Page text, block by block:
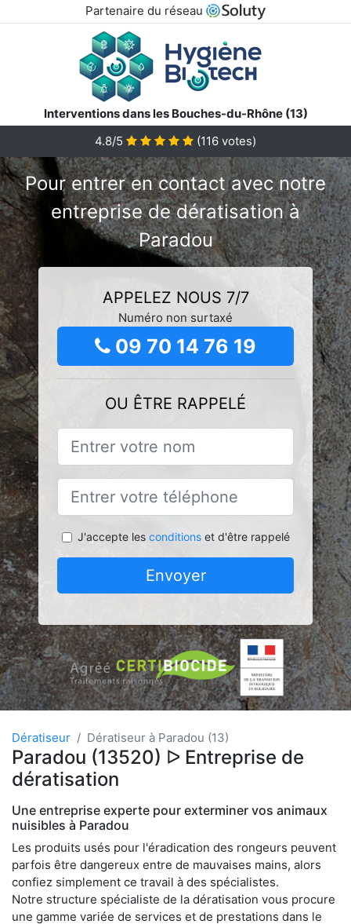
Partenaire du réseau
Interventions dans les Bouches-du-Rhône (13)
4.8/5
(116 votes)
Pour entrer en contact avec notre
entreprise de dératisation à
Paradou
APPELEZ NOUS 7/7
Numéro non surtaxé
09 70 14 76 19
OU ÊTRE RAPPELÉ
J'accepte les conditionset d'être rappelé
Envoyer
Dératiseur Dératiseur à Paradou (13)
Paradou (13520) ᐅ Entreprise de
dératisation
Une entreprise experte pour exterminer vos animaux
nuisibles à Paradou
Les produits usés pour l'éradication des rongeurs peuvent
parfois être dangereux entre de mauvaises mains, alors
confiez simplement ce travail à des spécialistes.
Notre structure spécialiste de la dératisation vous procure
une gamme variée de services et de prestations dans le